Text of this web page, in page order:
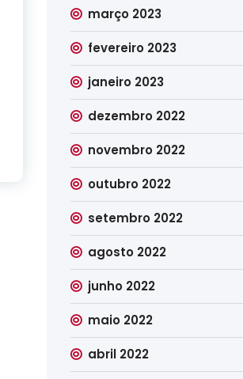
março 2023
fevereiro 2023
janeiro 2023
dezembro 2022
novembro 2022
outubro 2022
setembro 2022
agosto 2022
junho 2022
maio 2022
abril 2022